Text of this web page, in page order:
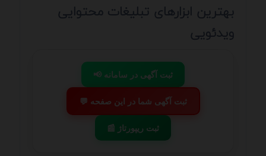
بهترین ابزارهای تبلیغات محتوایی
ویدئویی
📢 ثبت آگهی در سامانه
💬 ثبت آگهی شما در این صفحه
📰 ثبت ریپورتاژ